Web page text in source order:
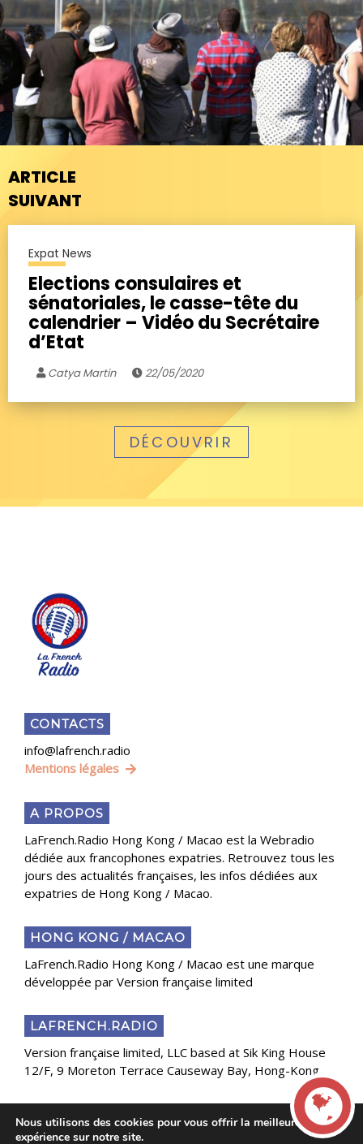
ARTICLE
SUIVANT
Expat News
Elections consulaires et
sénatoriales, le casse-tête du
calendrier – Vidéo du Secrétaire
d’Etat
Catya Martin 22/05/2020
DÉCOUVRIR
CONTACTS
info@lafrench.radio
Mentions légales
A PROPOS
LaFrench.Radio Hong Kong / Macao est la Webradio
dédiée aux francophones expatries. Retrouvez tous les
jours des actualités françaises, les infos dédiées aux
expatries de Hong Kong / Macao.
HONG KONG / MACAO
LaFrench.Radio Hong Kong / Macao est une marque
développée par Version française limited
LAFRENCH.RADIO
Version française limited, LLC based at Sik King House
12/F, 9 Moreton Terrace Causeway Bay, Hong-Kong
Copyright 2025 Presse Généraliste des Français de
Nous utilisons des cookies pour vous offrir la meilleure
expérience sur notre site.